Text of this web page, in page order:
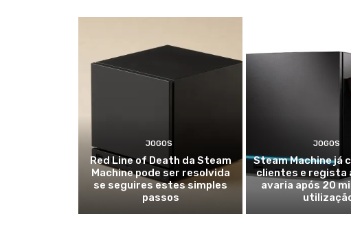
JOGOS
Red Line of Death da Steam
Machine pode ser resolvida
se seguires estes simples
passos
JOGOS
Steam Machine já
clientes e regista
avaria após 20